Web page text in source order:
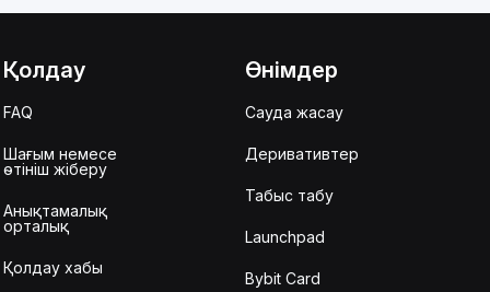
Қолдау
FAQ
Шағым немесе
өтініш жіберу
Анықтамалық
орталық
Қолдау хабы
Өнімдер
Сауда жасау
Деривативтер
Табыс табу
Launchpad
Bybit Card